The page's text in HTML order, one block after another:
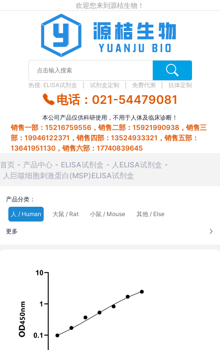
欢迎您来到源桔生物！
热搜: ELISA试剂盒 试剂盒定制 免费代测 抗体定制
电话：021-54479081
本公司产品仅供科研使用，不用于人体及临床诊断！
销售一部：15216759556，销售二部：15921990938，销售三
部：19946122371，销售四部：13524933321，销售五部：
13641951130，销售六部：17740839645
首页 产品中心 ELISA试剂盒
人ELISA试剂盒
人巨噬细胞刺激蛋白(MSP)ELISA试剂盒
产品分类：
人 / Human
大鼠 / Rat 小鼠 / Mouse 其他 / Else
更多